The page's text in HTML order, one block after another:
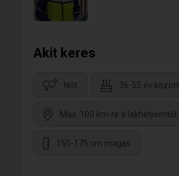
Akit keres
Nőt 36-55 év között
Max. 100 km-re a lakhelyemtől
155-175 cm magas